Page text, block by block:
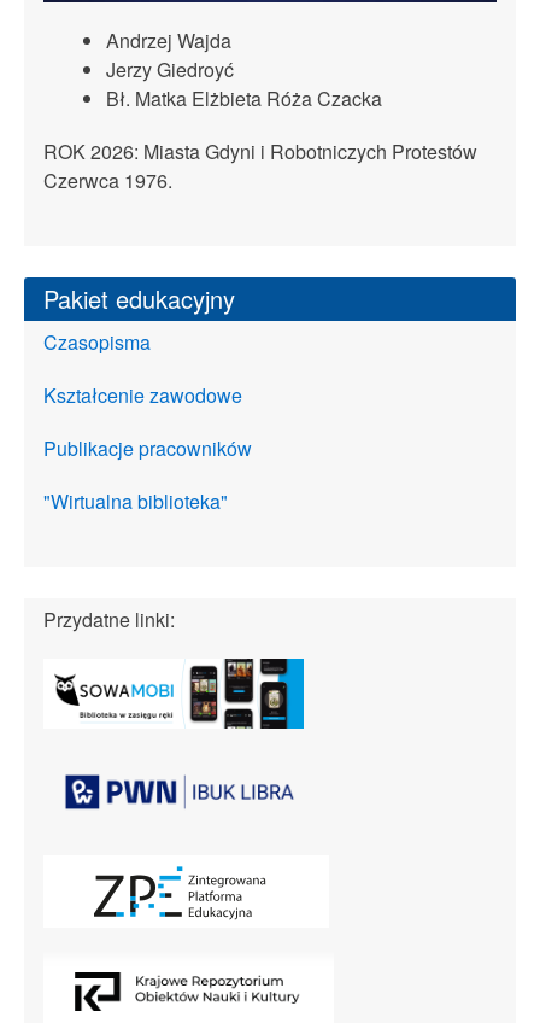
Andrzej Wajda
Jerzy Giedroyć
Bł. Matka Elżbieta Róża Czacka
ROK 2026: Miasta Gdyni i Robotniczych Protestów
Czerwca 1976.
Pakiet edukacyjny
Czasopisma
Kształcenie zawodowe
Publikacje pracowników
"Wirtualna biblioteka"
Przydatne linki: